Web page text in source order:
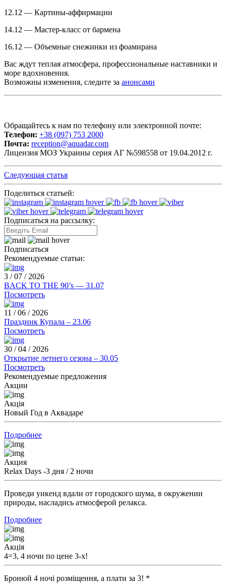
12.12 — Картины-аффирмации
14.12 — Мастер-класс от бармена
16.12 — Объемные снежинки из фоамирана
Вас ждут теплая атмосфера, профессиональные наставники и
море вдохновения.
Возможны изменения, следите за анонсами
Обращайтесь к нам по телефону или электронной почте:
Телефон: +38 (097) 753 2000
Почта: reception@aquadar.com
Лицензия МОЗ Украины серия АГ №598558 от 19.04.2012 г.
Следующая статья
Поделиться статьей:
Подписаться на рассылку:
Подписаться
Рекомендуемые статьи:
3 / 07 / 2026
BACK TO THE 90’s — 31.07
Посмотреть
11 / 06 / 2026
Праздник Купала – 23.06
Посмотреть
30 / 04 / 2026
Открытие летнего сезона – 30.05
Посмотреть
Рекомендуемые предложения
Акции
Акція
Новый Год в Аквадаре
Подробнее
Акция
Relax Days -3 дня / 2 ночи
Проведи уикенд вдали от городского шума, в окружении
природы, насладись атмосферой релакса.
Подробнее
Акція
4=3, 4 ночи по цене 3-х!
Бронюй 4 ночі розміщення, а плати за 3! *